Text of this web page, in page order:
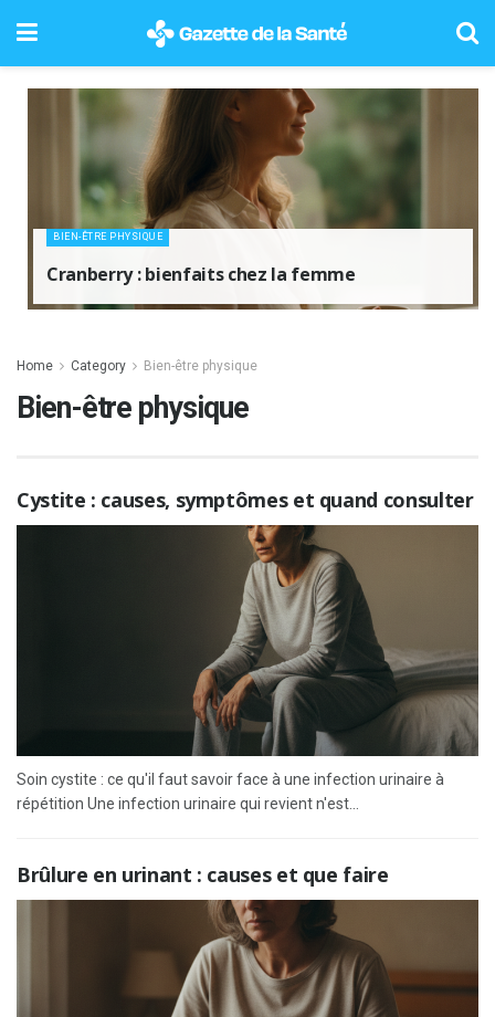
BIEN-ÊTRE PHYSIQUE
Cranberry : bienfaits chez la femme
Home Category Bien-être physique
Bien-être physique
Cystite : causes, symptômes et quand consulter
Soin cystite : ce qu'il faut savoir face à une infection urinaire à
répétition Une infection urinaire qui revient n'est...
Brûlure en urinant : causes et que faire